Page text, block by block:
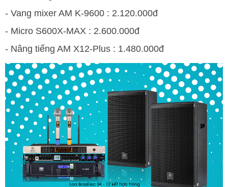
- Vang mixer AM K-9600 : 2.120.000đ
- Micro S600X-MAX : 2.600.000đ
- Nâng tiếng AM X12-Plus : 1.480.000đ